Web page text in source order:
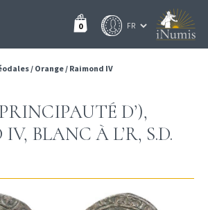
0
/ Orange/ Raimond IV
D’),
BLANC À L’R, S.D.